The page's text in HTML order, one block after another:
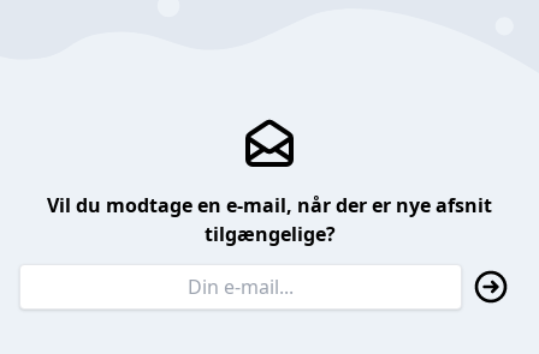
Vil du modtage en e-mail, når der er nye afsnit
tilgængelige?